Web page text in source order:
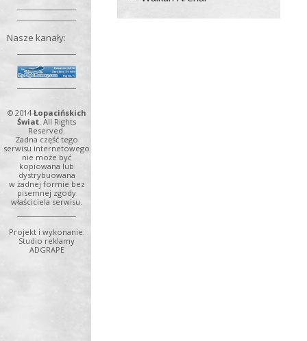
Nasze kanały:
© 2014 Łopacińskich
Świat. All Rights
Reserved.
Żadna część tego
serwisu internetowego
nie może być
kopiowana lub
dystrybuowana
w żadnej formie bez
pisemnej zgody
właściciela serwisu.
Projekt i wykonanie:
Studio reklamy
ADGRAPE